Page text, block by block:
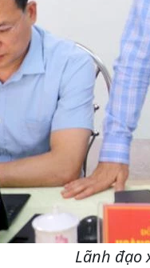
Lãnh đạo